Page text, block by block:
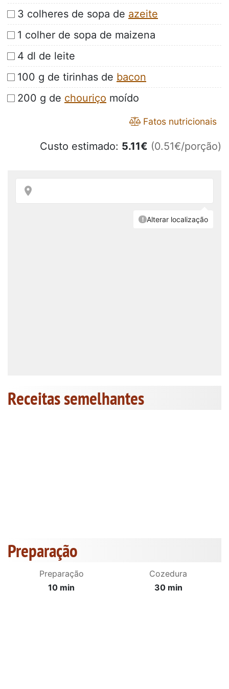
3 colheres de sopa de azeite
1 colher de sopa de maizena
4 dl de leite
100 g de tirinhas de bacon
200 g de chouriço moído
Fatos nutricionais
Custo estimado: 5.11€ (0.51€/porção)
Receitas semelhantes
Preparação
Preparação
10 min
Cozedura
30 min